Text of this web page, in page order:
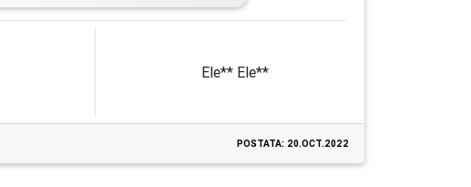
Ele** Ele**
POSTATA: 20.OCT.2022